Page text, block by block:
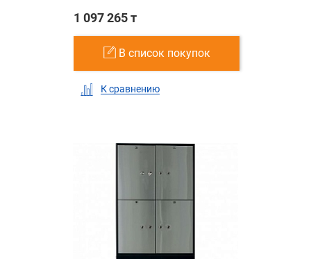
1 097 265 т
В список покупок
К сравнению